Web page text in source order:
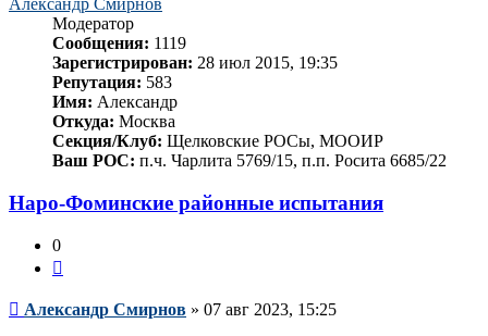
Александр Смирнов
Модератор
Сообщения: 1119
Зарегистрирован: 28 июл 2015, 19:35
Репутация: 583
Имя: Александр
Откуда: Москва
Секция/Клуб: Щелковские РОСы, МООИР
Ваш РОС: п.ч. Чарлита 5769/15, п.п. Росита 6685/22
Наро-Фоминские районные испытания
0
Сообщение
Александр Смирнов » 07 авг 2023, 15:25